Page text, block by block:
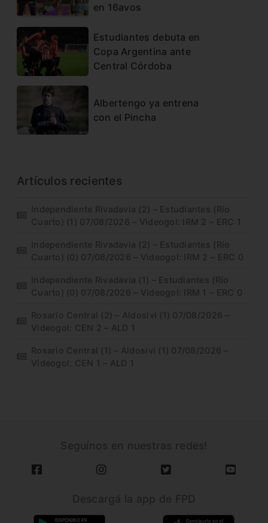
en 16avos
Estudiantes debuta en
Copa Argentina ante
Central Córdoba
Albertengo ya entrena
con el Pincha
Artículos recientes
Independiente Rivadavia (2) – Estudiantes (Río
Cuarto) (1) 07/08/2026 – Videogol: IRM 2 – ERC 1
Independiente Rivadavia (2) – Estudiantes (Río
Cuarto) (0) 07/08/2026 – Videogol: IRM 2 – ERC 0
Independiente Rivadavia (1) – Estudiantes (Río
Cuarto) (0) 07/08/2026 – Videogol: IRM 1 – ERC 0
Rosario Central (2) – Aldosivi (1) 07/08/2026 –
Videogol: CEN 2 – ALD 1
Rosario Central (1) – Aldosivi (1) 07/08/2026 –
Videogol: CEN 1 – ALD 1